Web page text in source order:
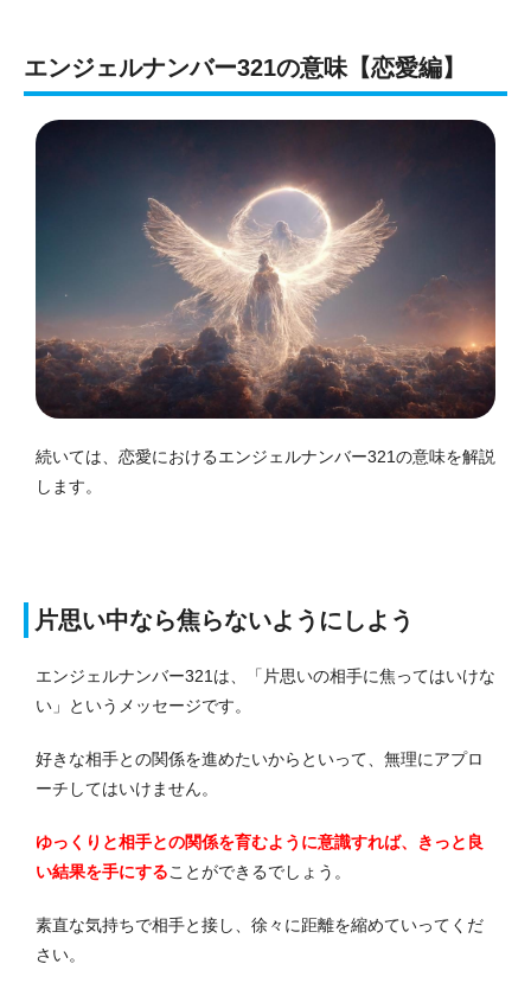
エンジェルナンバー321の意味【恋愛編】
続いては、恋愛におけるエンジェルナンバー321の意味を解説
します。
片思い中なら焦らないようにしよう
エンジェルナンバー321は、「片思いの相手に焦ってはいけな
い」というメッセージです。
好きな相手との関係を進めたいからといって、無理にアプロ
ーチしてはいけません。
ゆっくりと相手との関係を育むように意識すれば、きっと良
い結果を手にすることができるでしょう。
素直な気持ちで相手と接し、徐々に距離を縮めていってくだ
さい。